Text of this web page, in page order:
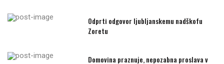
Odprti odgovor ljubljanskemu nadškofu
Zoretu
Domovina praznuje, nepozabna proslava v